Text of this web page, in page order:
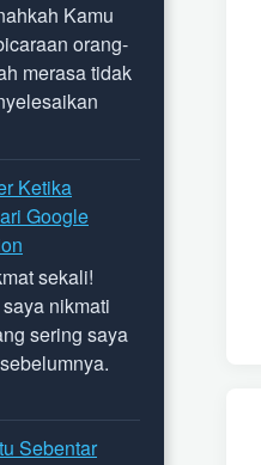
Kamu
orang-
merasa tidak
Ketika
Google
sekali!
nikmati
sering saya
Sebentar